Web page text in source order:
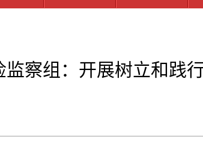
察组：开展树立和践